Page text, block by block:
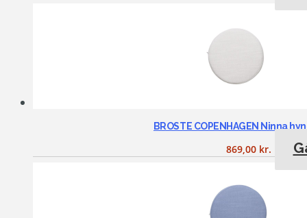
BROSTE COPENHAGEN Ninna
869,00 kr.